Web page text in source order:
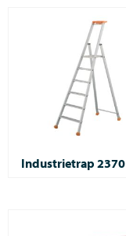
Industrietrap 2370